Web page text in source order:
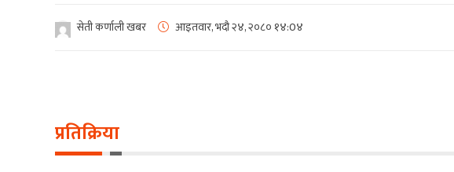
सेती कर्णाली खबर आइतवार, भदौ २४, २०८० १४:0४
प्रतिक्रिया